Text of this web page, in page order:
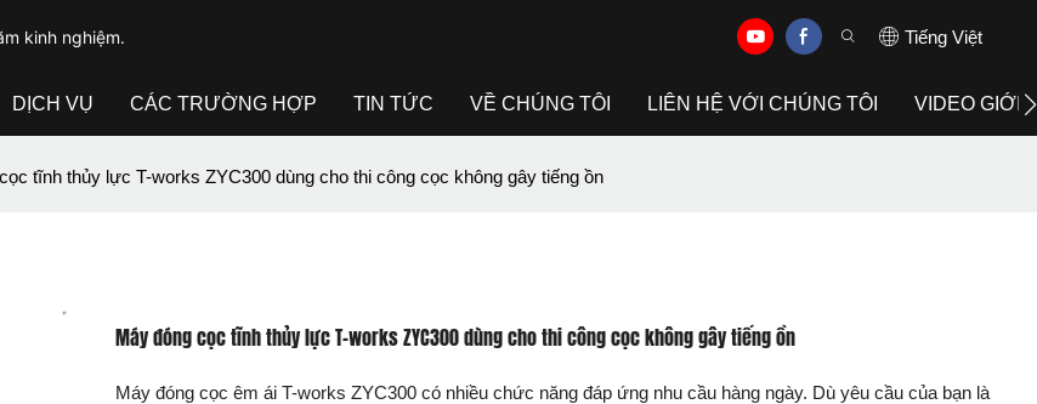
kinh nghiệm. Tiếng Việt
DỊCH VỤ CÁC TRƯỜNG HỢP TIN TỨC VỀ CHÚNG TÔI LIÊN HỆ VỚI CHÚNG TÔI VIDEO GIỚI
tĩnh thủy lực T-works ZYC300 dùng cho thi công cọc không gây tiếng ồn
Máy đóng cọc tĩnh thủy lực T-works ZYC300 dùng cho thi công cọc không gây tiếng ồn
Máy đóng cọc êm ái T-works ZYC300 có nhiều chức năng đáp ứng nhu cầu hàng ngày. Dù yêu cầu của bạn là